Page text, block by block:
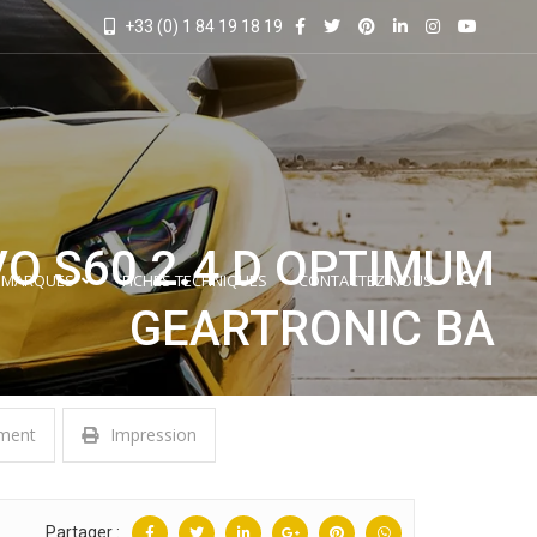
+33 (0) 1 84 19 18 19
FICHES TECHNIQUES CONTACTEZ-NOUS
S60 2.4 D OPTIMUM
GEARTRONIC BA
Impression
Partager :